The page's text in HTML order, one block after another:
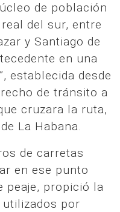
de población
del sur, entre
y Santiago de
en una
establecida desde
de tránsito a
cruzara la ruta,
La Habana.
de carretas
en ese punto
peaje, propició la
por